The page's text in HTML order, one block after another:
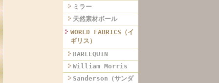
ミラー
天然素材ボール
WORLD FABRICS（イ
ギリス）
HARLEQUIN
William Morris
Sanderson（サンダ